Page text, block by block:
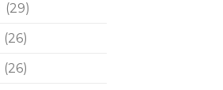
(29)
(26)
(26)